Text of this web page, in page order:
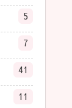
5
7
41
11